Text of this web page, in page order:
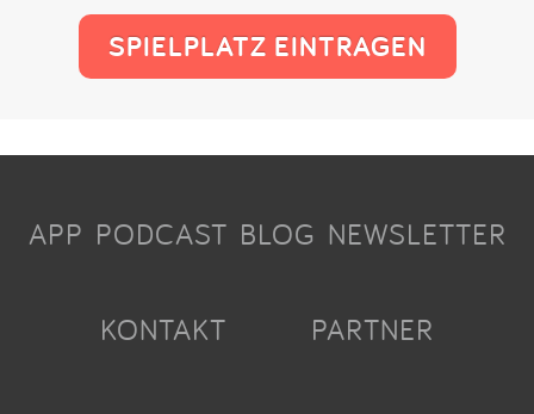
SPIELPLATZ EINTRAGEN
APP PODCAST BLOG NEWSLETTER
KONTAKT PARTNER